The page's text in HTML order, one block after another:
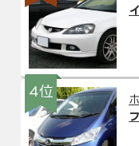
4位